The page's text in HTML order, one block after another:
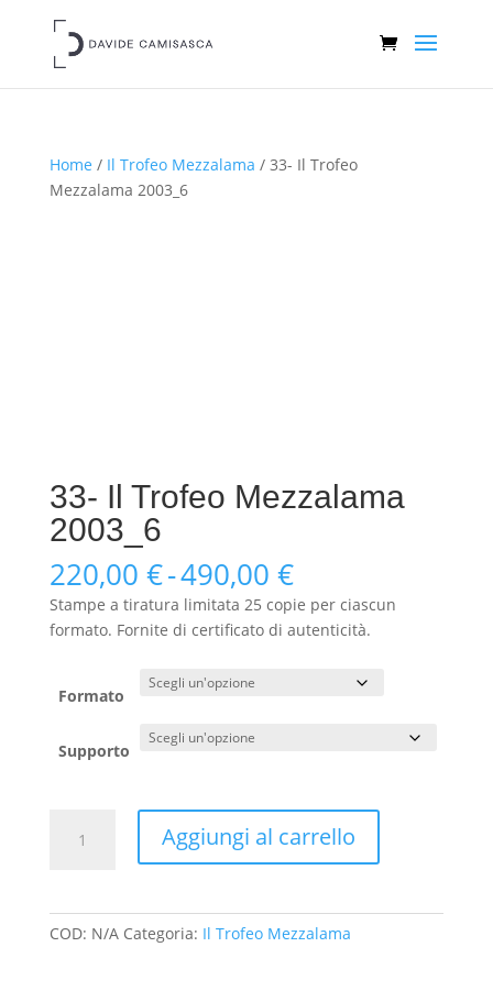
Home / Il Trofeo Mezzalama / 33- Il Trofeo
Mezzalama 2003_6
33- Il Trofeo Mezzalama
2003_6
220,00 €-490,00 €Fascia
di
prezzo:
da
220,00 €
Stampe a tiratura limitata 25 copie per ciascun
formato. Fornite di certificato di autenticità.
Formato
Supporto
Aggiungi al carrello
COD: N/A Categoria: Il Trofeo Mezzalama